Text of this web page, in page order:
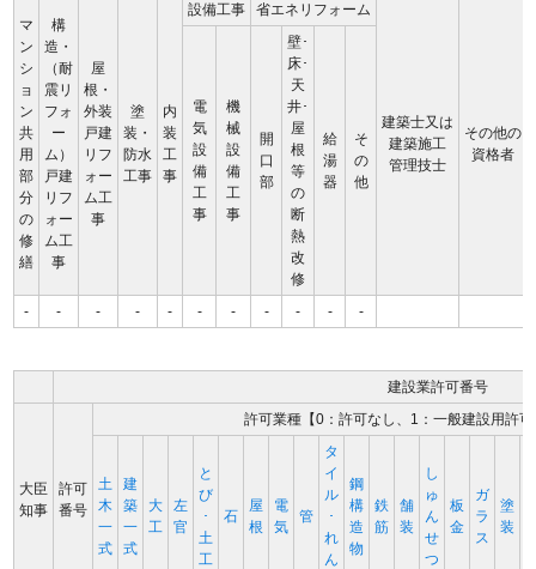
マ
ン
シ
ョ
ン
共
用
部
分
の
修
繕
構
造・
（耐
震リ
フォ
ー
ム）
戸建
リフ
ォー
ム工
事
屋
根・
外装
戸建
リフ
ォー
ム工
事
塗
装・
防水
工事
内
装
工
事
設備工事 省エネリフォーム
建築士又は
建築施工
管理技士
その他の
資格者
電
気
設
備
工
事
機
械
設
備
工
事
開
口
部
壁･
床･
天
井･
屋
根
等
の
断
熱
改
修
給
湯
器
そ
の
他
- - - - - - - - - - -
建設業許可番号
大臣
知事
許可
番号
許可業種【0：許可なし、1：一般建設用許
土
木
一
式
建
築
一
式
大
工
左
官
と
び
･
土
工
石
屋
根
電
気
管
タ
イ
ル
･
れ
ん
鋼
構
造
物
鉄
筋
舗
装
し
ゅ
ん
せ
つ
板
金
ガ
ラ
ス
塗
装